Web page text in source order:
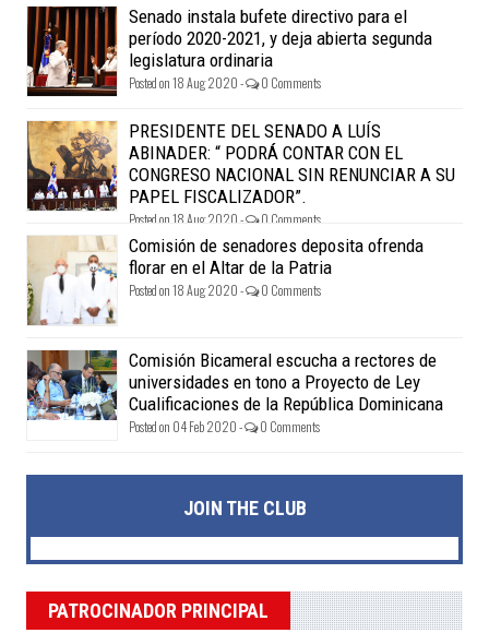
Senado instala bufete directivo para el
período 2020-2021, y deja abierta segunda
legislatura ordinaria
Posted on 18 Aug 2020 - 0 Comments
PRESIDENTE DEL SENADO A LUÍS
ABINADER: “ PODRÁ CONTAR CON EL
CONGRESO NACIONAL SIN RENUNCIAR A SU
PAPEL FISCALIZADOR”.
Posted on 18 Aug 2020 - 0 Comments
Comisión de senadores deposita ofrenda
florar en el Altar de la Patria
Posted on 18 Aug 2020 - 0 Comments
Comisión Bicameral escucha a rectores de
universidades en tono a Proyecto de Ley
Cualificaciones de la República Dominicana
Posted on 04 Feb 2020 - 0 Comments
JOIN THE CLUB
PATROCINADOR PRINCIPAL